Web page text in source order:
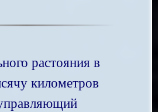
растояния в
километров